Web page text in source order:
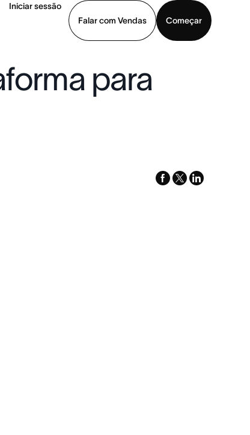
Iniciar sessão
Falar com Vendas
Começar
demonstração
para
facebook
x-
linkedin